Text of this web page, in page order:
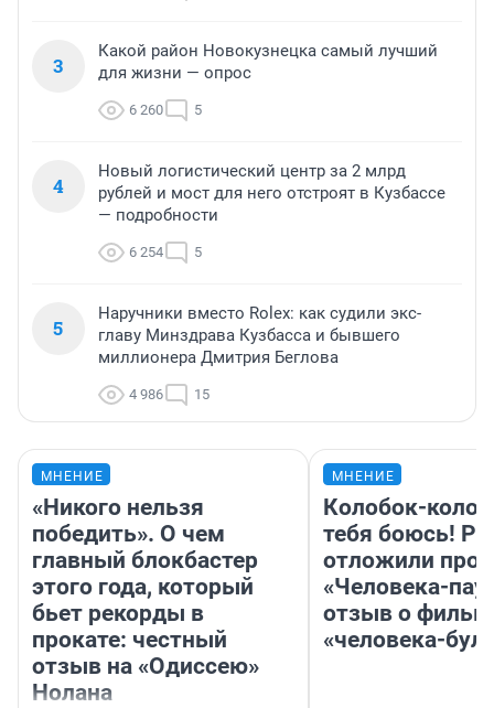
3
Какой район Новокузнецка самый лучший
для жизни — опрос
6 260 5
4
Новый логистический центр за 2 млрд
рублей и мост для него отстроят в Кузбассе
— подробности
6 254 5
5
Наручники вместо Rolex: как судили экс-
главу Минздрава Кузбасса и бывшего
миллионера Дмитрия Беглова
4 986 15
МНЕНИЕ
«Никого нельзя
победить». О чем
главный блокбастер
этого года, который
бьет рекорды в
прокате: честный
отзыв на «Одиссею»
Нолана
МНЕНИЕ
Колобок-
тебя боюсь!
отложили
«Человека-
отзыв о
«человека-